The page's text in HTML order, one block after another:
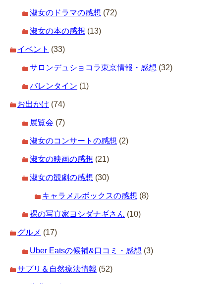
淑女のドラマの感想 (72)
淑女の本の感想 (13)
イベント (33)
サロンデュショコラ東京情報・感想 (32)
バレンタイン (1)
お出かけ (74)
展覧会 (7)
淑女のコンサートの感想 (2)
淑女の映画の感想 (21)
淑女の観劇の感想 (30)
キャラメルボックスの感想 (8)
裸の写真家ヨシダナギさん (10)
グルメ (17)
Uber Eatsの候補&口コミ・感想 (3)
サプリ＆自然療法情報 (52)